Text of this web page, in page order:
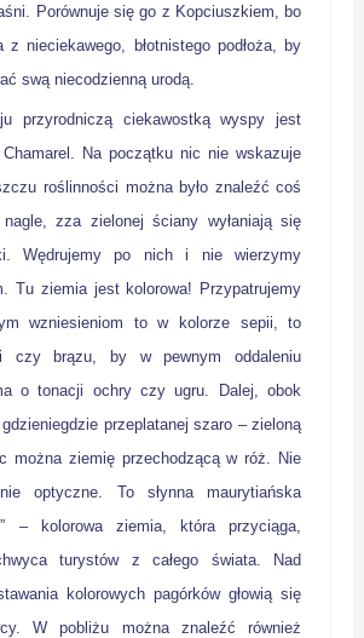
Porównuje się go z Kopciuszkiem, bo
nieciekawego, błotnistego podłoża, by
swą niecodzienną urodą.
przyrodniczą ciekawostką wyspy jest
Chamarel. Na początku nic nie wskazuje
roślinności można było znaleźć coś
zza zielonej ściany wyłaniają się
Wędrujemy po nich i nie wierzymy
Tu ziemia jest kolorowa! Przypatrujemy
wzniesieniom to w kolorze sepii, to
czy brązu, by w pewnym oddaleniu
o tonacji ochry czy ugru. Dalej, obok
przeplatanej szaro – zieloną
można ziemię przechodzącą w róż. Nie
optyczne. To słynna maurytiańska
– kolorowa ziemia, która przyciąga,
turystów z całego świata. Nad
kolorowych pagórków głowią się
W pobliżu można znaleźć również